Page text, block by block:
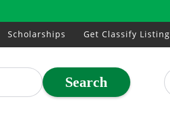
Scholarships Get Classify Listing
Search